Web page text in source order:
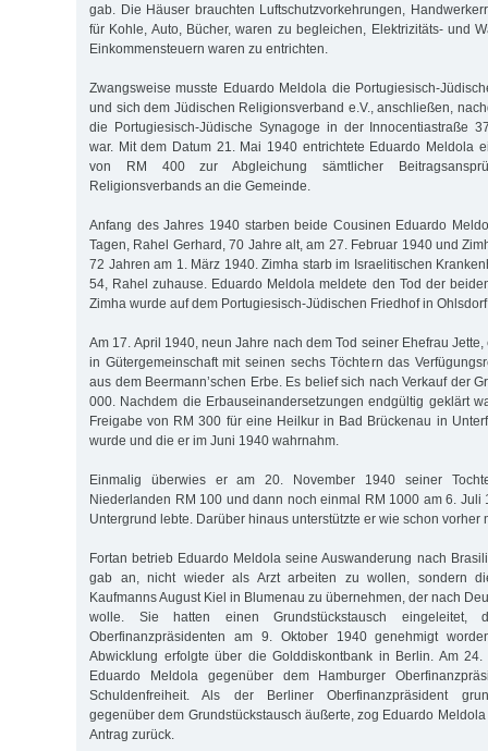
gab. Die Häuser brauchten Luftschutzvorkehrungen,
für Kohle, Auto, Bücher, waren zu begleichen, Elektrizitäts- und
Einkommensteuern waren zu entrichten.
Zwangsweise musste Eduardo Meldola die Portugiesisch-
und sich dem Jüdischen Religionsverband e.V., anschließen,
die Portugiesisch-Jüdische Synagoge in der Innocentiastraße
war. Mit dem Datum 21. Mai 1940 entrichtete Eduardo Meldola
von RM 400 zur Abgleichung sämtlicher
Religionsverbands an die Gemeinde.
Anfang des Jahres 1940 starben beide Cousinen Eduardo
Tagen, Rahel Gerhard, 70 Jahre alt, am 27. Februar 1940 und
72 Jahren am 1. März 1940. Zimha starb im Israelitischen
54, Rahel zuhause. Eduardo Meldola meldete den Tod der
Zimha wurde auf dem Portugiesisch-Jüdischen Friedhof in
Am 17. April 1940, neun Jahre nach dem Tod seiner Ehefrau
in Gütergemeinschaft mit seinen sechs Töchtern das
aus dem Beermann’schen Erbe. Es belief sich nach Verkauf der
000. Nachdem die Erbauseinandersetzungen endgültig geklärt
Freigabe von RM 300 für eine Heilkur in Bad Brückenau in
wurde und die er im Juni 1940 wahrnahm.
Einmalig überwies er am 20. November 1940 seiner
Niederlanden RM 100 und dann noch einmal RM 1000 am 6. Juli
Untergrund lebte. Darüber hinaus unterstützte er wie schon vorher
Fortan betrieb Eduardo Meldola seine Auswanderung nach
gab an, nicht wieder als Arzt arbeiten zu wollen, sondern
Kaufmanns August Kiel in Blumenau zu übernehmen, der nach
wolle. Sie hatten einen Grundstückstausch eingeleitet,
Oberfinanzpräsidenten am 9. Oktober 1940 genehmigt
Abwicklung erfolgte über die Golddiskontbank in Berlin. Am
Eduardo Meldola gegenüber dem Hamburger
Schuldenfreiheit. Als der Berliner Oberfinanzpräsident
gegenüber dem Grundstückstausch äußerte, zog Eduardo
Antrag zurück.